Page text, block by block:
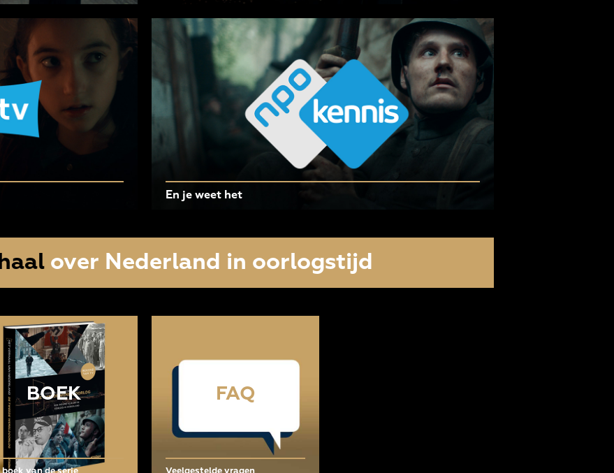
En je weet het
over Nederland in oorlogstijd
BOEK FAQ